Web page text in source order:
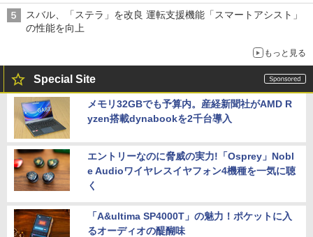
スバル、「ステラ」を改良 運転支援機能「スマートアシスト」
の性能を向上
もっと見る
Special Site
メモリ32GBでも予算内。産経新聞社がAMD R
yzen搭載dynabookを2千台導入
エントリーなのに脅威の実力!「Osprey」Nobl
e Audioワイヤレスイヤフォン4機種を一気に聴
く
「A&ultima SP4000T」の魅力！ポケットに入
るオーディオの醍醐味